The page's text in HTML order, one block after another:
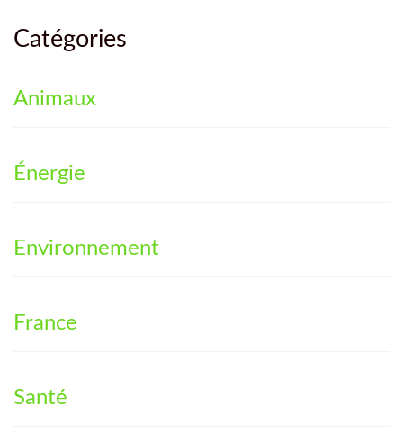
Catégories
Animaux
Énergie
Environnement
France
Santé